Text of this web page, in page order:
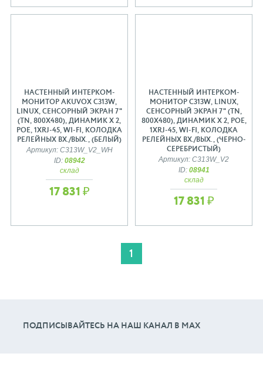
НАСТЕННЫЙ ИНТЕРКОМ-
МОНИТОР AKUVOX C313W,
LINUX, СЕНСОРНЫЙ ЭКРАН 7"
(TN, 800X480), ДИНАМИК Х 2,
РОЕ, 1XRJ-45, WI-FI, КОЛОДКА
РЕЛЕЙНЫХ ВХ./ВЫХ., (БЕЛЫЙ)
Артикул: C313W_V2_WH
ID: 08942
склад
17 831 ₽
НАСТЕННЫЙ ИНТЕРКОМ-
МОНИТОР C313W, LINUX,
СЕНСОРНЫЙ ЭКРАН 7" (TN,
800X480), ДИНАМИК Х 2, РОЕ,
1XRJ-45, WI-FI, КОЛОДКА
РЕЛЕЙНЫХ ВХ./ВЫХ., (ЧЕРНО-
СЕРЕБРИСТЫЙ)
Артикул: C313W_V2
ID: 08941
склад
17 831 ₽
1
ПОДПИСЫВАЙТЕСЬ НА НАШ КАНАЛ В МАХ